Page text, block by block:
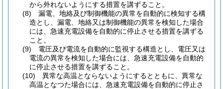
から外れないようにする措置を講ずること。
(8)
漏電、地絡及び制御機能の異常を自動的に検知する構
造とし、漏電、地絡又は制御機能の異常を検知した場合
には、急速充電設備を自動的に停止させる措置を講ずる
こと。
(9)
電圧及び電流を自動的に監視する構造とし、電圧又は
電流の異常を検知した場合には、急速充電設備を自動的
に停止させる措置を講ずること。
(10)
異常な高温とならないようにするとともに、異常な
高温となつた場合には、急速充電設備を自動的に停止さ